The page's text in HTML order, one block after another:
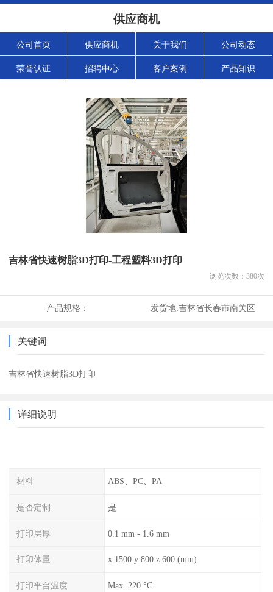
供应商机
公司首页 供应商机 关于我们 公司动态
荣誉认证 招聘中心 客户案例 产品知识
吉林省快速树脂3D打印-工程塑料3D打印
浏览次数： 380次
产品规格： 发货地:吉林省长春市南关区
关键词
吉林省快速树脂3D打印
详细说明
材料 ABS、PC、PA
是否定制 是
打印层厚 0.1 mm - 1.6 mm
打印体量 x 1500 y 800 z 600 (mm)
打印平台温度 Max. 220 °C